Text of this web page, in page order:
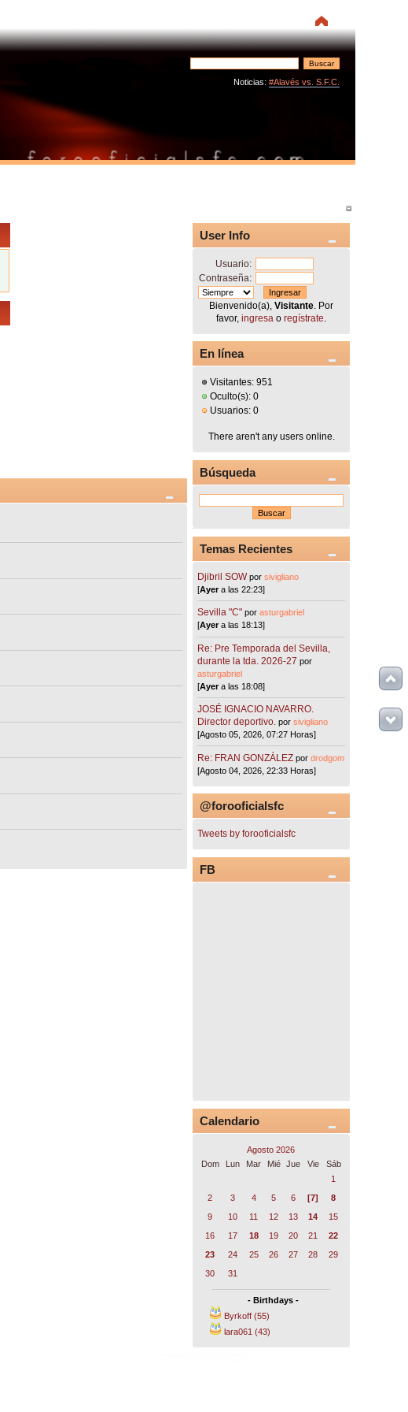
Noticias: #Alavés vs. S.F.C.
User Info
Usuario:
Contraseña:
Bienvenido(a),Visitante . Por
favor,ingresa oregístrate
En línea
Visitantes: 951
Oculto(s): 0
Usuarios: 0
There aren't any users online.
Búsqueda
Temas Recientes
Djibril SOW porsivigliano
[Ayera las 22:23]
Sevilla "C"porasturgabriel
[Ayera las 18:13]
Re: Pre Temporada del Sevilla,
durante la tda. 2026-27 por
asturgabriel
[Ayera las 18:08]
JOSÉ IGNACIO NAVARRO.
Director deportivo. porsivigliano
[Agosto 05, 2026, 07:27 Horas]
Re: FRAN GONZÁLEZ pordrodgom
[Agosto 04, 2026, 22:33 Horas]
@forooficialsfc
Tweets by forooficialsfc
FB
Calendario
Agosto 2026
Dom
Lun Mar Mié Jue Vie
Sáb
1
2
3 4 5 6 [7]
8
9
10 11 12 13 14
15
16
17 18 19 20 21
22
23
24 25 26 27 28
29
30
31
- Birthdays -
Byrkoff (55)
lara061 (43)